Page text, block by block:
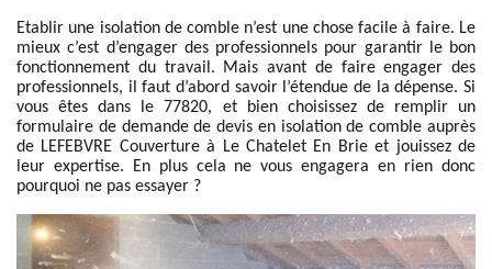
Etablir une isolation de comble n’est une chose facile à faire. Le
mieux c’est d’engager des professionnels pour garantir le bon
fonctionnement du travail. Mais avant de faire engager des
professionnels, il faut d’abord savoir l’étendue de la dépense. Si
vous êtes dans le 77820, et bien choisissez de remplir un
formulaire de demande de devis en isolation de comble auprès
de LEFEBVRE Couverture à Le Chatelet En Brie et jouissez de
leur expertise. En plus cela ne vous engagera en rien donc
pourquoi ne pas essayer ?